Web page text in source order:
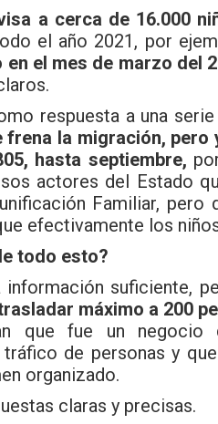
a cerca de 16.000
el año 2021, por
el mes de marzo del
respuesta a una serie
frena la migración, pero
hasta septiembre,
actores del Estado
Familiar, pero
efectivamente los
todo esto?
información suficiente,
máximo a 200
que fue un negocio
de personas y
organizado.
claras y precisas.